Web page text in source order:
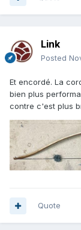
Link
Posted
Et encordé. La
bien plus
contre c'est plus
Quote